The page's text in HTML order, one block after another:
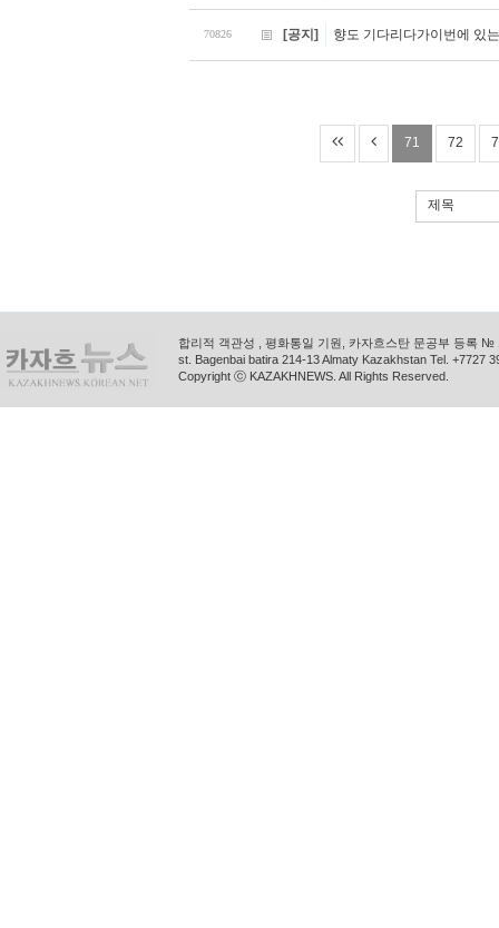
70826 [공지] 향도 기다리다가이번에 있
71 72
제목
합리적 객관성 , 평화통일 기원, 카자흐스탄 문공부 등록
st. Bagenbai batira 214-13 Almaty Kazakhstan Tel. +7727
Copyright ⓒ KAZAKHNEWS. All Rights Reserved.